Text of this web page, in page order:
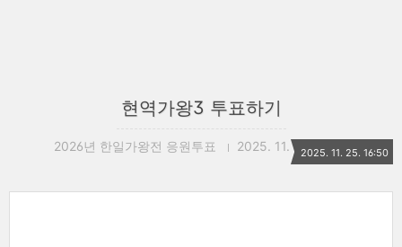
현역가왕3 투표하기
2026년 한일가왕전 응원투표 2025. 11. 25. 16:50
2025. 11. 25. 16:50